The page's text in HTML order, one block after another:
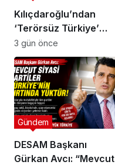
Kılıçdaroğlu’ndan
‘Terörsüz Türkiye’
mesajı: ‘Terörün
bitmesi ve üniter yapı
kırmızı çizgimizdir’
3 gün önce
DESAM Başkanı
Gürkan Avcı: “Mevcut
Gündem